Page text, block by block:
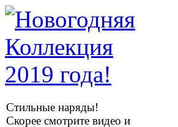
Стильные наряды!
Скорее смотрите видео и